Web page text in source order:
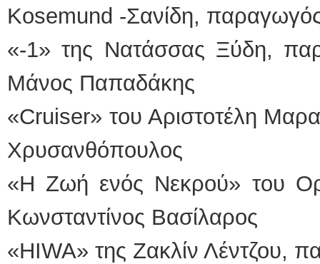
Kosemund -Σανίδη,
«-1» της Νατάσσας Ξύδη,
Μάνος Παπαδάκης
«Cruiser» του Αριστοτέλη
Χρυσανθόπουλος
«Η Ζωή ενός Νεκρού» του
Κωνσταντίνος Βασίλαρος
«HIWA» της Ζακλίν Λέντζου,